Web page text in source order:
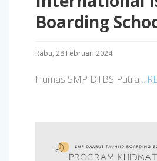
Boarding
Rabu, 28 Februari 2024
Humas SMP DTBS Putra